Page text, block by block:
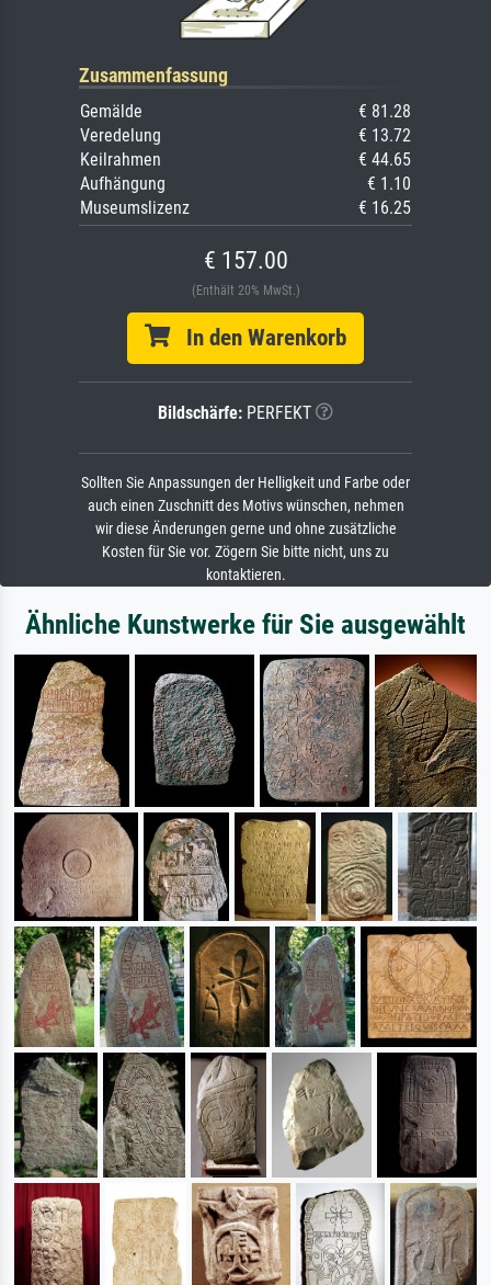
Zusammenfassung
Gemälde
€ 81.28
Veredelung
€ 13.72
Keilrahmen
€ 44.65
Aufhängung
€ 1.10
Museumslizenz
€ 16.25
€ 157.00
(Enthält 20% MwSt.)
In den Warenkorb
Bildschärfe: PERFEKT
Sollten Sie Anpassungen der Helligkeit und Farbe oder
auch einen Zuschnitt des Motivs wünschen, nehmen
wir diese Änderungen gerne und ohne zusätzliche
Kosten für Sie vor. Zögern Sie bitte nicht, uns zu
kontaktieren.
Ähnliche Kunstwerke für Sie ausgewählt